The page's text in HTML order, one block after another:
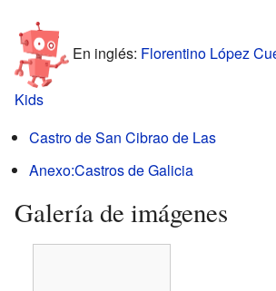
En inglés: Florentino López
Kids
Castro de San Cibrao de Las
Anexo:Castros de Galicia
Galería de imágenes